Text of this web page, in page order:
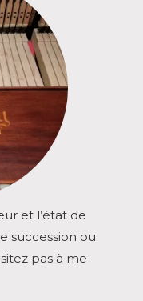
et l’état de
succession ou
pas à me